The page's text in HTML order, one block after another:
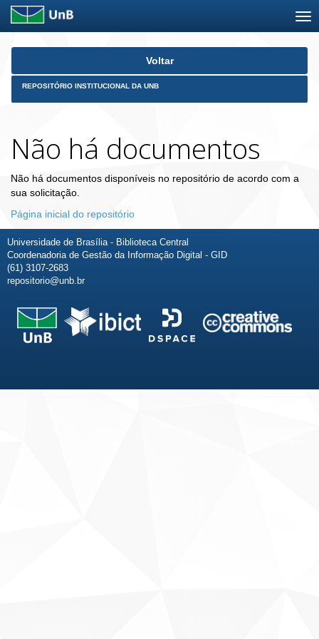
Skip
Voltar
REPOSITÓRIO INSTITUCIONAL DA UNB
Não há documentos
Não há documentos disponíveis no repositório de acordo com a
sua solicitação.
Página inicial do repositório
Universidade de Brasília - Biblioteca Central
Coordenadoria de Gestão da Informação Digital - GID
(61) 3107-2683
repositorio@unb.br